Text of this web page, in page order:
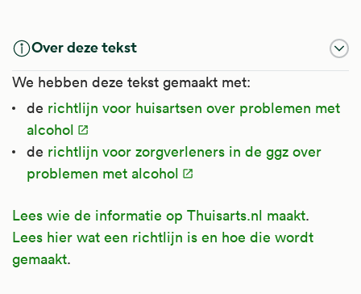
Over deze tekst
We hebben deze tekst gemaakt met:
de richtlijn voor huisartsen over problemen met
alcohol
de richtlijn voor zorgverleners in de ggz over
problemen met alcohol
Lees wie de informatie op Thuisarts.nl maakt.
Lees hier wat een richtlijn is en hoe die wordt
gemaakt.